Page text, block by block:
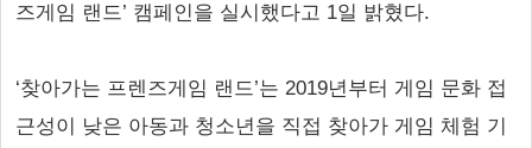
즈게임 랜드’ 캠페인을 실시했다고 1일 밝혔다.
‘찾아가는 프렌즈게임 랜드’는 2019년부터 게임 문화 접
근성이 낮은 아동과 청소년을 직접 찾아가 게임 체험 기